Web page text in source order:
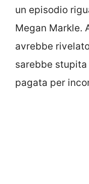
un episodio
Megan Markle.
avrebbe
sarebbe
pagata per